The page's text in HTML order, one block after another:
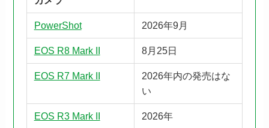
PowerShot 2026年9月
EOS R8 Mark II 8月25日
EOS R7 Mark II
2026年内の発売はな
い
EOS R3 Mark II 2026年